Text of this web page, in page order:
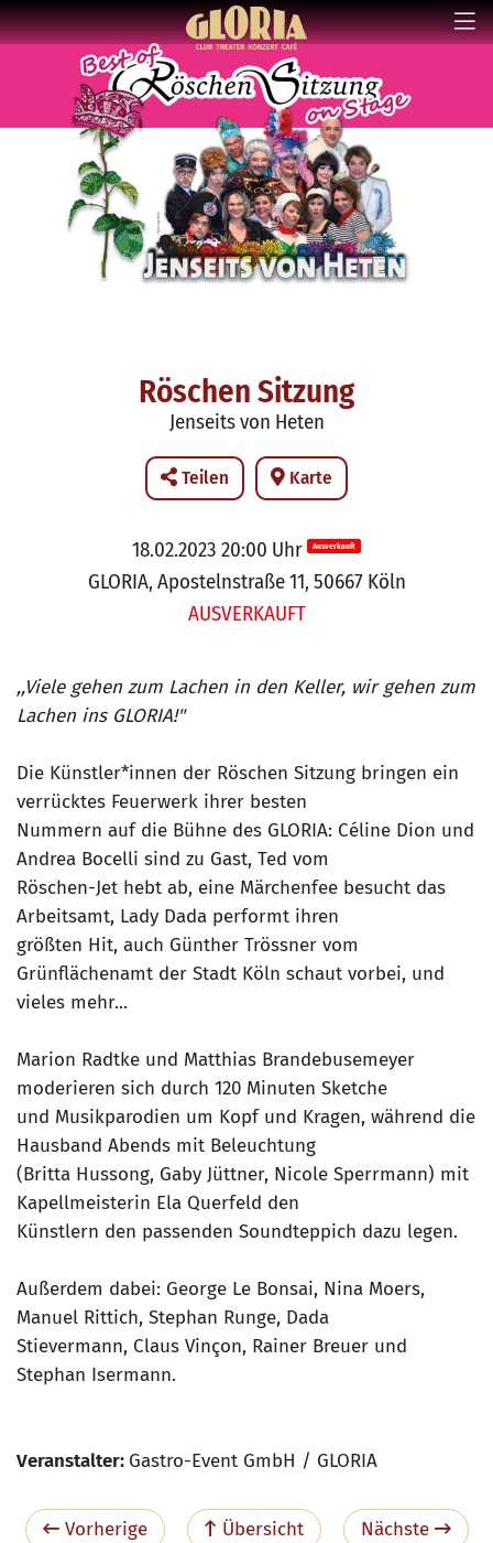
Röschen Sitzung
Jenseits von Heten
Teilen Karte
18.02.2023 20:00 Uhr Ausverkauft
GLORIA, Apostelnstraße 11, 50667 Köln
AUSVERKAUFT
,,Viele gehen zum Lachen in den Keller, wir gehen zum
Lachen ins GLORIA!"
Die Künstler*innen der Röschen Sitzung bringen ein
verrücktes Feuerwerk ihrer besten
Nummern auf die Bühne des GLORIA: Céline Dion und
Andrea Bocelli sind zu Gast, Ted vom
Röschen-Jet hebt ab, eine Märchenfee besucht das
Arbeitsamt, Lady Dada performt ihren
größten Hit, auch Günther Trössner vom
Grünflächenamt der Stadt Köln schaut vorbei, und
vieles mehr...
Marion Radtke und Matthias Brandebusemeyer
moderieren sich durch 120 Minuten Sketche
und Musikparodien um Kopf und Kragen, während die
Hausband Abends mit Beleuchtung
(Britta Hussong, Gaby Jüttner, Nicole Sperrmann) mit
Kapellmeisterin Ela Querfeld den
Künstlern den passenden Soundteppich dazu legen.
Außerdem dabei: George Le Bonsai, Nina Moers,
Manuel Rittich, Stephan Runge, Dada
Stievermann, Claus Vinçon, Rainer Breuer und
Stephan Isermann.
Veranstalter: Gastro-Event GmbH / GLORIA
Vorherige Übersicht Nächste